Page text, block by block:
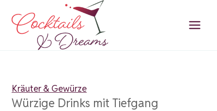
Inhalt
springen
Kräuter & Gewürze
Würzige Drinks mit Tiefgang